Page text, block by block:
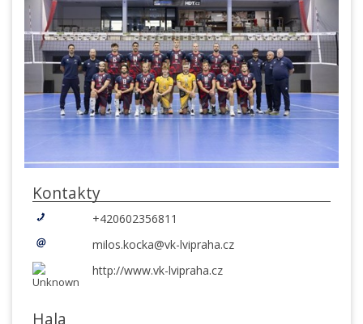
Kontakty
+420602356811
milos.kocka@vk-lvipraha.cz
http://www.vk-lvipraha.cz
Hala